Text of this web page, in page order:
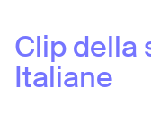
Clip della
Italiane